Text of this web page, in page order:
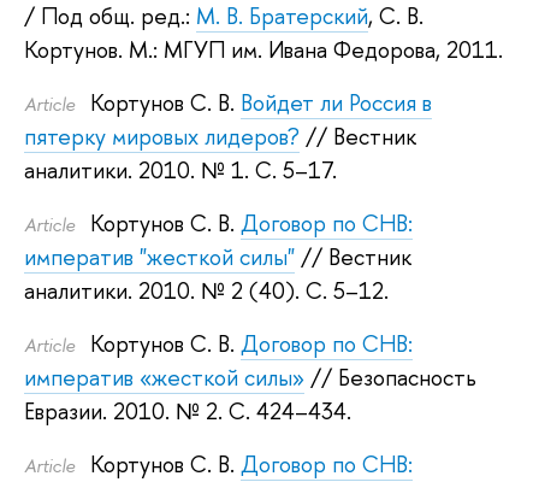
/ Под общ. ред.: М. В. Братерский, С. В.
Кортунов. М.: МГУП им. Ивана Федорова, 2011.
Article Кортунов С. В. Войдет ли Россия в
пятерку мировых лидеров? // Вестник
аналитики. 2010. № 1. С. 5–17.
Article Кортунов С. В. Договор по СНВ:
императив "жесткой силы" // Вестник
аналитики. 2010. № 2 (40). С. 5–12.
Article Кортунов С. В. Договор по СНВ:
императив «жесткой силы» // Безопасность
Евразии. 2010. № 2. С. 424–434.
Article Кортунов С. В. Договор по СНВ: